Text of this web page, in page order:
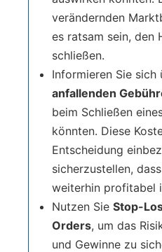
verändernden
es ratsam sein, den
schließen.
Informieren Sie sich
anfallenden
beim Schließen
könnten. Diese
Entscheidung
sicherzustellen,
weiterhin profitabel
Nutzen Sie Stop-
Orders, um das
und Gewinne zu